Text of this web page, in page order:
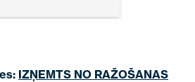
IZŅEMTS NO RAŽOŠANAS